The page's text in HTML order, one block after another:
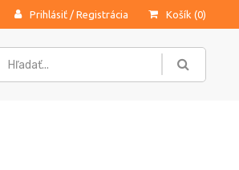
Prihlásiť / Registrácia Košík (0)